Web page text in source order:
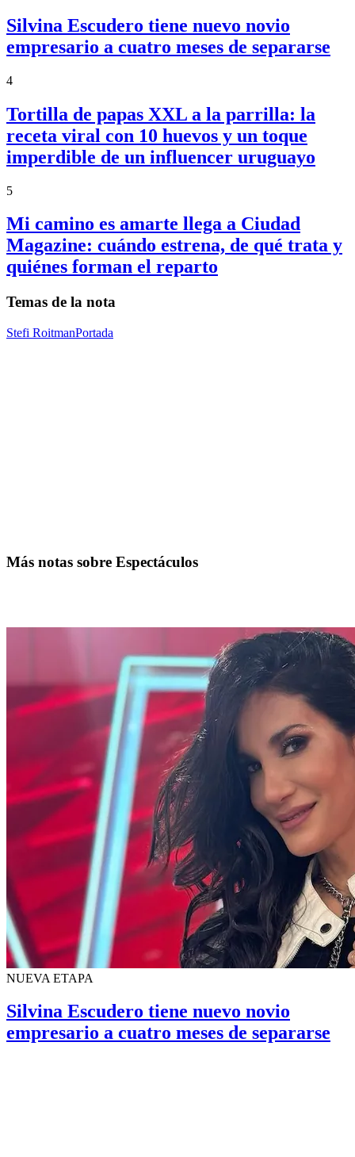
Silvina Escudero tiene nuevo novio
empresario a cuatro meses de separarse
4
Tortilla de papas XXL a la parrilla: la
receta viral con 10 huevos y un toque
imperdible de un influencer uruguayo
5
Mi camino es amarte llega a Ciudad
Magazine: cuándo estrena, de qué trata y
quiénes forman el reparto
Temas de la nota
Stefi RoitmanPortada
Más notas sobre Espectáculos
NUEVA ETAPA
Silvina Escudero tiene nuevo novio
empresario a cuatro meses de separarse